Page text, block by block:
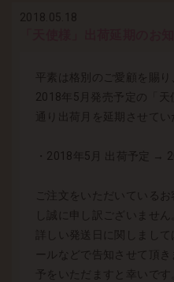
2018.05.18
平素は格別のご愛顧を賜
2018年5月発売予定の「天
通り出荷月を延期させてい
・2018年5月 出荷予定 →
ご注文をいただいている
し誠に申し訳ございません
詳しい発送日に関しまし
ールなどで告知させて頂き
予をいただますと幸いです